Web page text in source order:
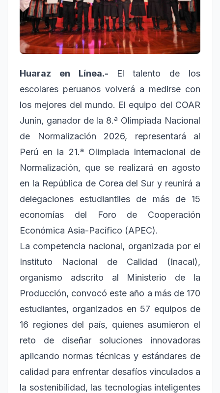
Huaraz en Línea.-
El talento de los
escolares peruanos volverá a medirse con
los mejores del mundo. El equipo del COAR
Junín, ganador de la 8.ª Olimpiada Nacional
de Normalización 2026, representará al
Perú en la 21.ª Olimpiada Internacional de
Normalización, que se realizará en agosto
en la República de Corea del Sur y reunirá a
delegaciones estudiantiles de más de 15
economías del Foro de Cooperación
Económica Asia-Pacífico (APEC).
La competencia nacional, organizada por el
Instituto Nacional de Calidad (Inacal),
organismo adscrito al Ministerio de la
Producción, convocó este año a más de 170
estudiantes, organizados en 57 equipos de
16 regiones del país, quienes asumieron el
reto de diseñar soluciones innovadoras
aplicando normas técnicas y estándares de
calidad para enfrentar desafíos vinculados a
la sostenibilidad, las tecnologías inteligentes